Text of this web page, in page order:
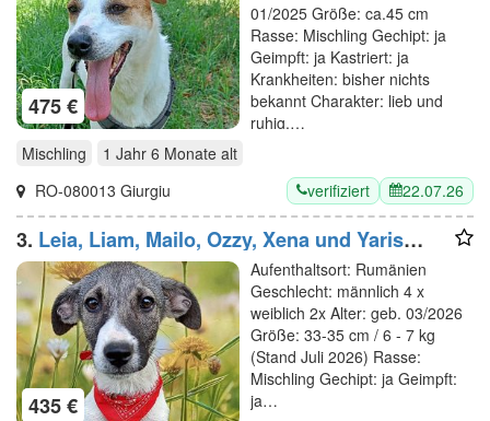
475 €
01/2025 Größe: ca.45 cm
Rasse: Mischling Gechipt: ja
Geimpft: ja Kastriert: ja
Krankheiten: bisher nichts
bekannt Charakter: lieb und
ruhig,…
Mischling
1 Jahr 6 Monate alt
RO-080013 Giurgiu
verifiziert 22.07.26
3. Leia, Liam, Mailo, Ozzy, Xena und Yaris
verspielt und lieb
435 €
Aufenthaltsort: Rumänien
Geschlecht: männlich 4 x
weiblich 2x Alter: geb. 03/2026
Größe: 33-35 cm / 6 - 7 kg
(Stand Juli 2026) Rasse:
Mischling Gechipt: ja Geimpft:
ja…